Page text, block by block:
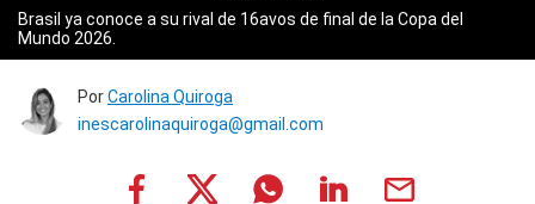
Brasil ya conoce a su rival de 16avos de final de la Copa del
Mundo 2026.
PorCarolina Quiroga
inescarolinaquiroga@gmail.com